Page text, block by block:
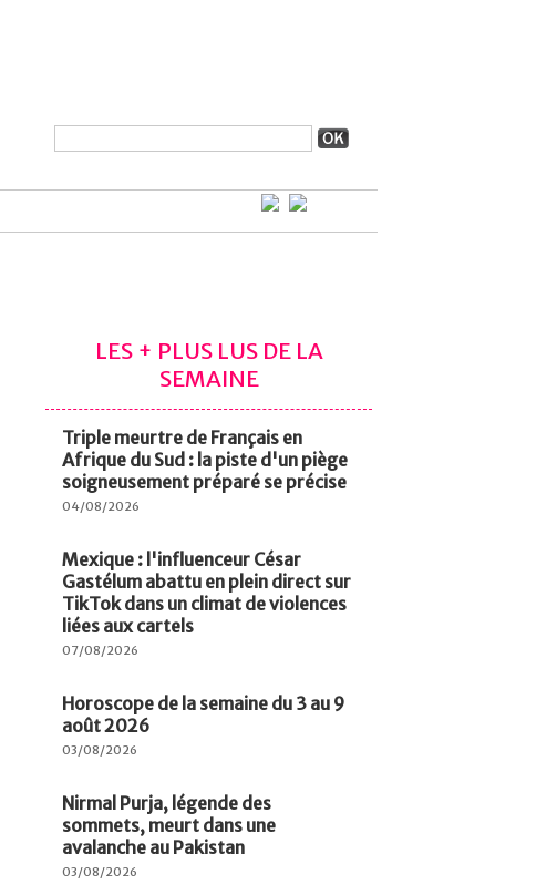
LES + PLUS LUS DE LA
SEMAINE
Triple meurtre de Français en
Afrique du Sud : la piste d'un piège
soigneusement préparé se précise
04/08/2026
Mexique : l'influenceur César
Gastélum abattu en plein direct sur
TikTok dans un climat de violences
liées aux cartels
07/08/2026
Horoscope de la semaine du 3 au 9
août 2026
03/08/2026
Nirmal Purja, légende des
sommets, meurt dans une
avalanche au Pakistan
03/08/2026